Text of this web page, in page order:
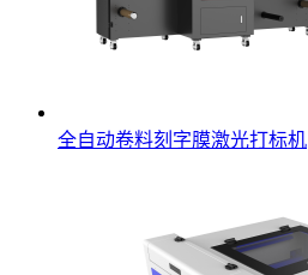
全自动卷料刻字膜激光打标机